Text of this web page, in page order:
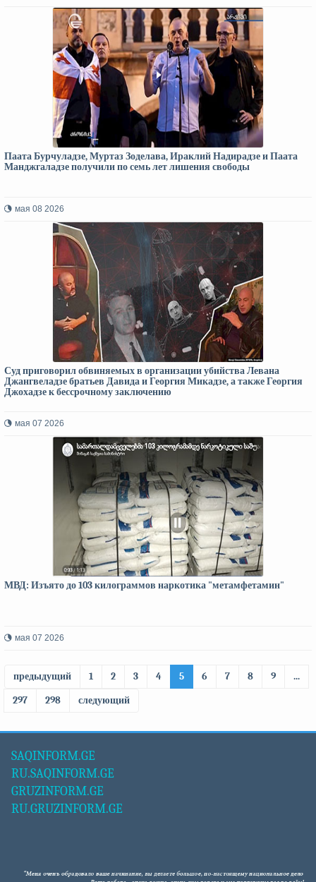
Паата Бурчуладзе, Муртаз Зоделава, Ираклий Надирадзе и Паата
Манджгаладзе получили по семь лет лишения свободы
мая 08 2026
Суд приговорил обвиняемых в организации убийства Левана
Джангвеладзе братьев Давида и Георгия Микадзе, а также Георгия
Джохадзе к бессрочному заключению
мая 07 2026
МВД: Изъято до 103 килограммов наркотика "метамфетамин"
мая 07 2026
предыдущий 1 2 3 4 5 6 7 8 9
...
297
298 следующий
SAQINFORM.GE
RU.SAQINFORM.GE
GRUZINFORM.GE
RU.GRUZINFORM.GE